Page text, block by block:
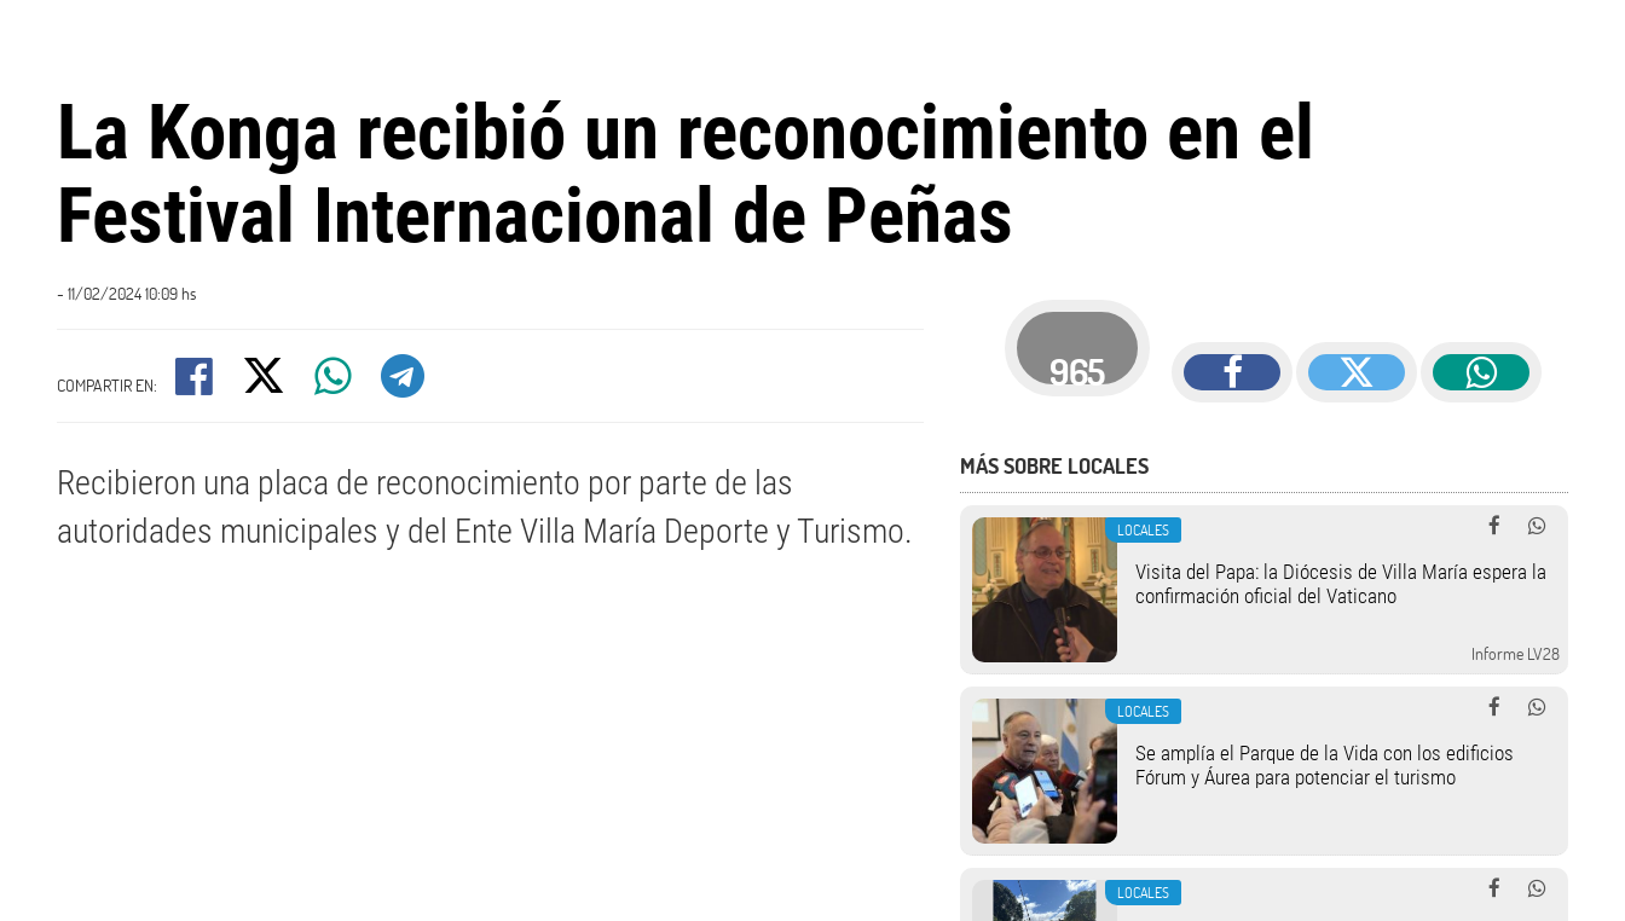
La Konga recibió un reconocimiento en el
Festival Internacional de Peñas
- 11/02/2024 10:09 hs
COMPARTIR EN:
Recibieron una placa de reconocimiento por parte de las
autoridades municipales y del Ente Villa María Deporte y Turismo.
965
MÁS SOBRE LOCALES
LOCALES
Visita del Papa: la Diócesis de Villa María espera la
confirmación oficial del Vaticano
Informe LV28
LOCALES
Se amplía el Parque de la Vida con los edificios
Fórum y Áurea para potenciar el turismo
LOCALES